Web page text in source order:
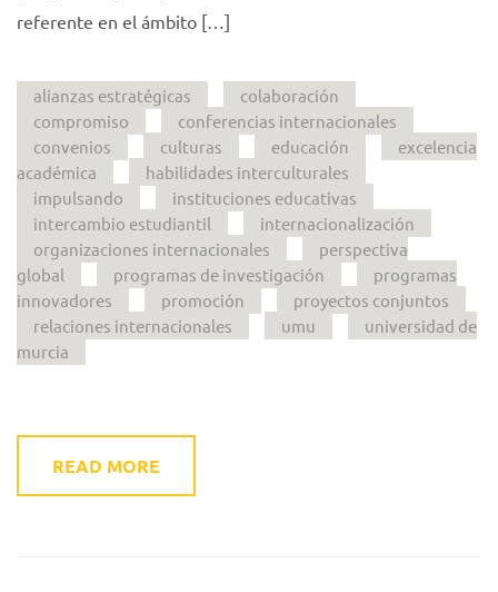
referente en el ámbito […]
alianzas estratégicas
colaboración
compromiso
conferencias internacionales
convenios
culturas educación
excelencia
académica
habilidades interculturales
impulsando
instituciones educativas
intercambio estudiantil
internacionalización
organizaciones internacionales
perspectiva
global
programas de investigación
programas
innovadores
promoción
proyectos conjuntos
relaciones internacionales
umu
universidad de
murcia
READ MORE